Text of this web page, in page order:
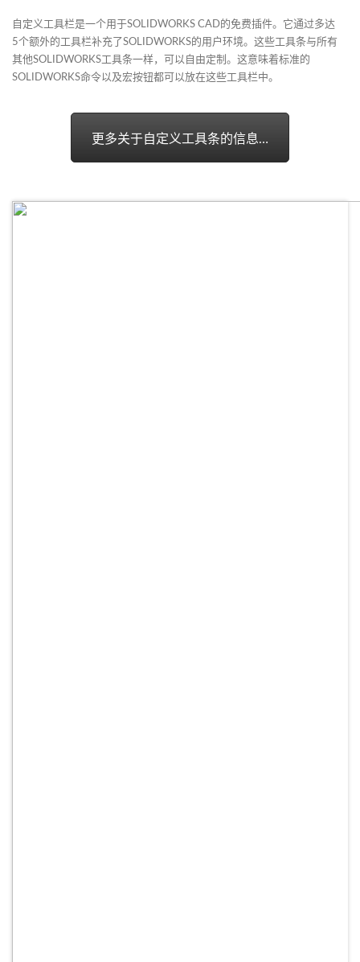
自定义工具栏是一个用于SOLIDWORKS CAD的免费插件。它通过多达
5个额外的工具栏补充了SOLIDWORKS的用户环境。这些工具条与所有
其他SOLIDWORKS工具条一样，可以自由定制。这意味着标准的
SOLIDWORKS命令以及宏按钮都可以放在这些工具栏中。
更多关于自定义工具条的信息…